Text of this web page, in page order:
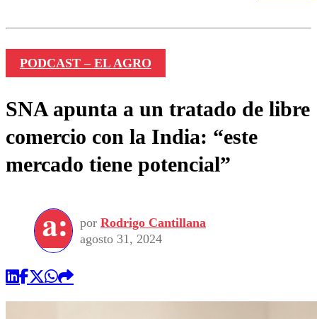
PODCAST – EL AGRO
SNA apunta a un tratado de libre
comercio con la India: “este
mercado tiene potencial”
por Rodrigo Cantillana
agosto 31, 2024